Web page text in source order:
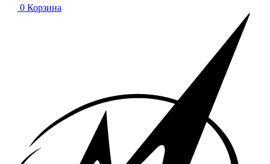
0 Корзина